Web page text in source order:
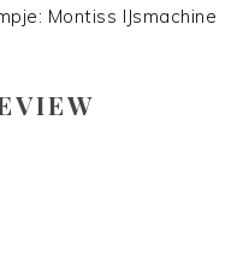
Montiss IJsmachine